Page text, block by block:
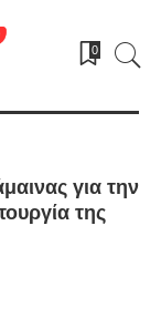
0
για την
της